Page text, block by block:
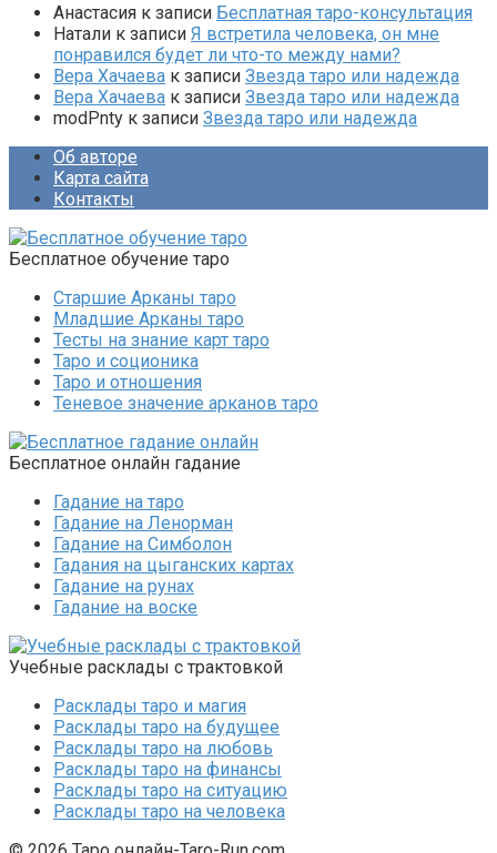
Анастасия к записи Бесплатная таро-консультация
Натали к записи Я встретила человека, он мне
понравился будет ли что-то между нами?
Вера Хачаева к записи Звезда таро или надежда
Вера Хачаева к записи Звезда таро или надежда
modPnty к записи Звезда таро или надежда
Об авторе
Карта сайта
Контакты
Бесплатное обучение таро
Старшие Арканы таро
Младшие Арканы таро
Тесты на знание карт таро
Таро и соционика
Таро и отношения
Теневое значение арканов таро
Бесплатное онлайн гадание
Гадание на таро
Гадание на Ленорман
Гадание на Симболон
Гадания на цыганских картах
Гадание на рунах
Гадание на воске
Учебные расклады с трактовкой
Расклады таро и магия
Расклады таро на будущее
Расклады таро на любовь
Расклады таро на финансы
Расклады таро на ситуацию
Расклады таро на человека